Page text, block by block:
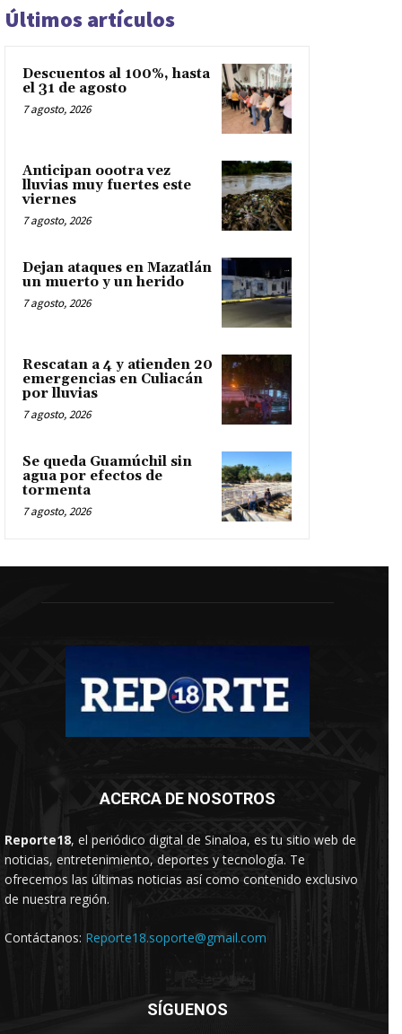
Últimos artículos
Descuentos al 100%, hasta
el 31 de agosto
7 agosto, 2026
Anticipan oootra vez
lluvias muy fuertes este
viernes
7 agosto, 2026
Dejan ataques en Mazatlán
un muerto y un herido
7 agosto, 2026
Rescatan a 4 y atienden 20
emergencias en Culiacán
por lluvias
7 agosto, 2026
Se queda Guamúchil sin
agua por efectos de
tormenta
7 agosto, 2026
ACERCA DE NOSOTROS
Reporte18, el periódico digital de Sinaloa, es tu sitio web de
noticias, entretenimiento, deportes y tecnología. Te
ofrecemos las últimas noticias así como contenido exclusivo
de nuestra región.
Contáctanos: Reporte18.soporte@gmail.com
SÍGUENOS